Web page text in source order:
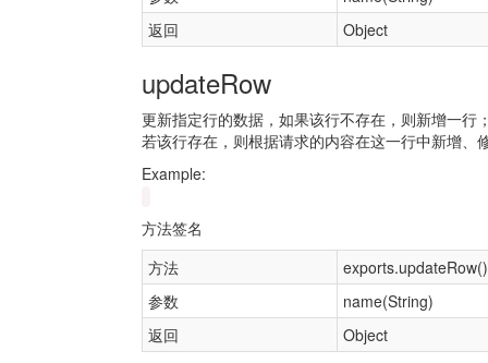
返回
Object
updateRow
更新指定行的数据，如果该行不存在，则新增一行
若该行存在，则根据请求的内容在这一行中新增、
Example:
方法签名
方法
exports.updateRow()
参数
name(String)
返回
Object